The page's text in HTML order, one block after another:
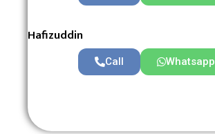
Hafizuddin
Call Whatsapp